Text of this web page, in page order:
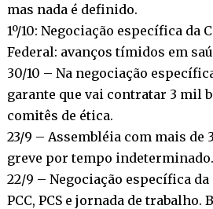
mas nada é definido.
1º/10: Negociação específica da
Federal: avanços tímidos em
30/10 – Na negociação
garante que vai contratar 3 mil
comitês de ética.
23/9 – Assembléia com mais de
greve por tempo indeterminado.
22/9 – Negociação específica
PCC, PCS e jornada de trabalho.